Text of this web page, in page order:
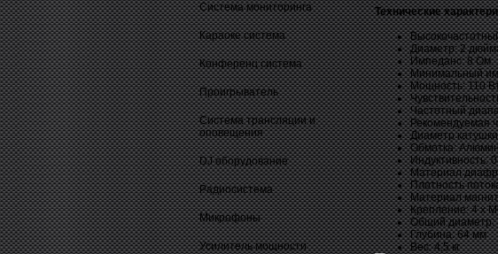
Система мониторинга
Караоке система
Конференц система
Проигрыватель
Система трансляции и
оповещения
DJ оборудование
Радиосистема
Микрофоны
Усилитель мощности
Технические
Диаметр: 2
Импеданс: 8 Ом
Минимальный
Мощность: 110
Частотный
Рекомендуемая
Диаметр
Обмотка:
Индуктивность:
Материал
Плотность
Материал
Крепление: 4 х
Общий диаметр:
Глубина: 64 мм
Вес: 4,5 кг